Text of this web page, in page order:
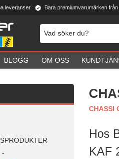
leveranser Bara premiumvarumärken
BLOGG OM OSS
CHASSI
Hos
KAF
-